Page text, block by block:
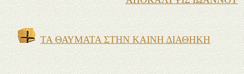
ΤΑ ΘΑΥΜΑΤΑ ΣΤΗΝ ΚΑΙΝΗ ΔΙΑΘΗΚΗ